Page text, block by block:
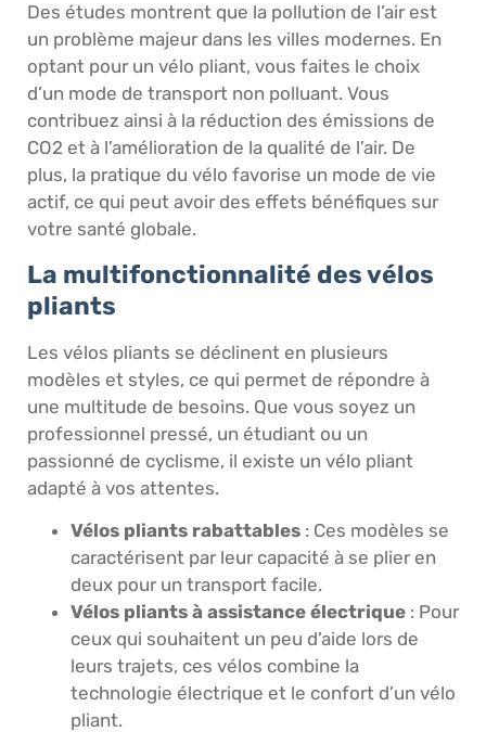
Des études montrent que la pollution de l’air est
un problème majeur dans les villes modernes. En
optant pour un vélo pliant, vous faites le choix
d’un mode de transport non polluant. Vous
contribuez ainsi à la réduction des émissions de
CO2 et à l’amélioration de la qualité de l’air. De
plus, la pratique du vélo favorise un mode de vie
actif, ce qui peut avoir des effets bénéfiques sur
votre santé globale.
La multifonctionnalité des vélos
pliants
Les vélos pliants se déclinent en plusieurs
modèles et styles, ce qui permet de répondre à
une multitude de besoins. Que vous soyez un
professionnel pressé, un étudiant ou un
passionné de cyclisme, il existe un vélo pliant
adapté à vos attentes.
Vélos pliants rabattables : Ces modèles se
caractérisent par leur capacité à se plier en
deux pour un transport facile.
Vélos pliants à assistance électrique : Pour
ceux qui souhaitent un peu d’aide lors de
leurs trajets, ces vélos combine la
technologie électrique et le confort d’un vélo
pliant.